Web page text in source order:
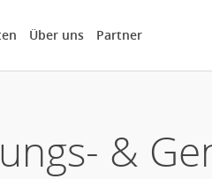
Über uns Partner
&